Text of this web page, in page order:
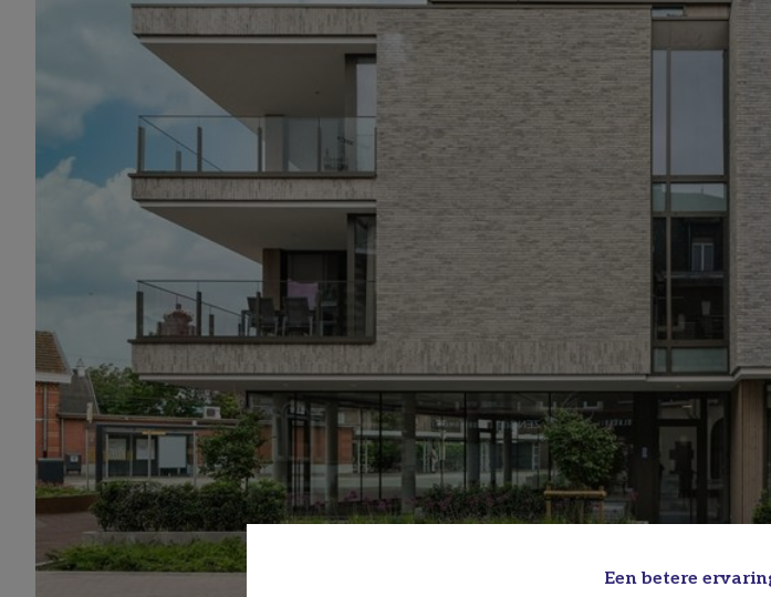
Een betere